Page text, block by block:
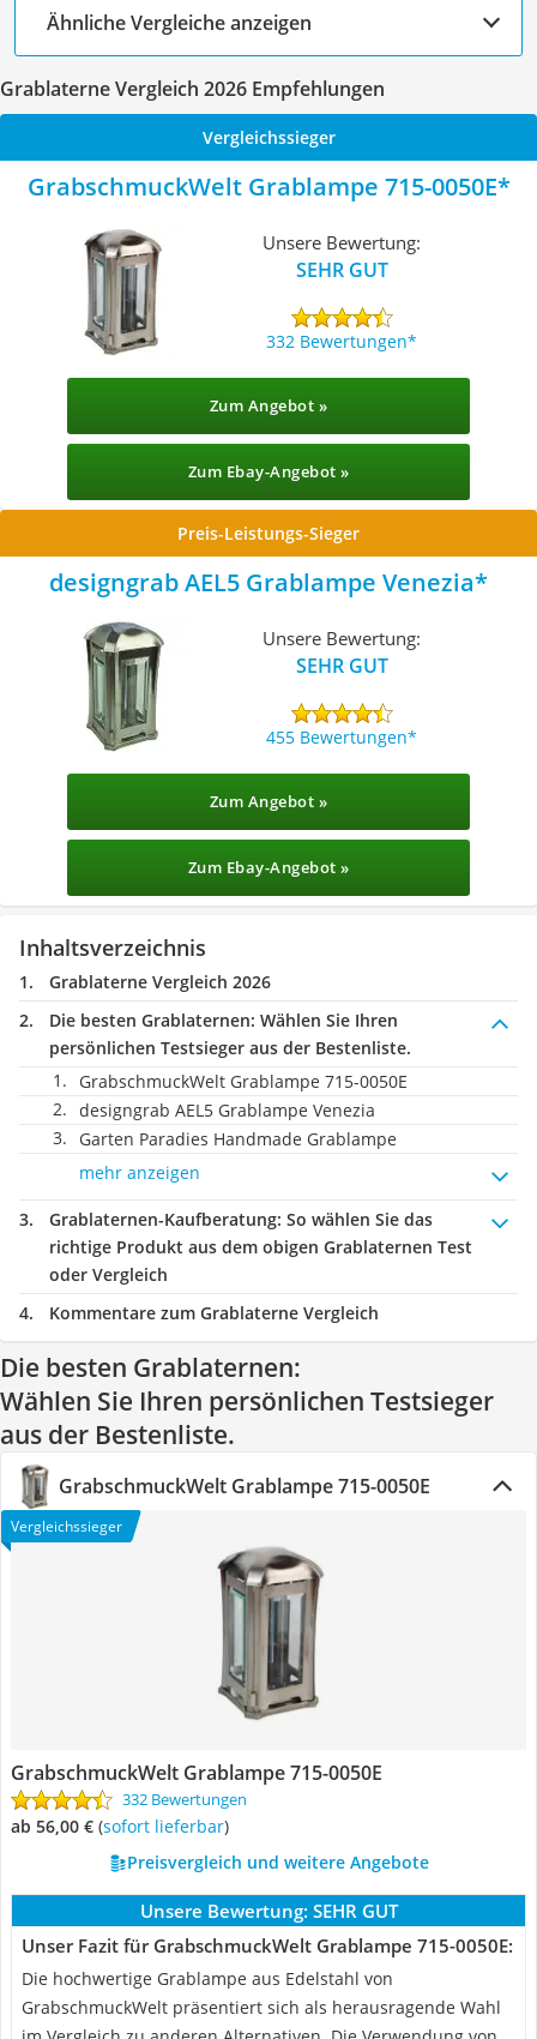
Ähnliche Vergleiche anzeigen
Grablaterne Vergleich 2026 Empfehlungen
Vergleichssieger
GrabschmuckWelt Grablampe 715-0050E
Unsere Bewertung:
SEHR GUT
332 Bewertungen
Zum Angebot »
Zum Ebay-Angebot »
Preis-Leistungs-Sieger
designgrab AEL5 Grablampe Venezia
Unsere Bewertung:
SEHR GUT
455 Bewertungen
Zum Angebot »
Zum Ebay-Angebot »
Inhaltsverzeichnis
Grablaterne Vergleich 2026
Die besten Grablaternen: Wählen Sie Ihren
persönlichen Testsieger aus der Bestenliste.
GrabschmuckWelt Grablampe 715-0050E
designgrab AEL5 Grablampe Venezia
Garten Paradies Handmade Grablampe
mehr anzeigen
Grablaternen-Kaufberatung: So wählen Sie das
richtige Produkt aus dem obigen Grablaternen Test
oder Vergleich
Kommentare zum Grablaterne Vergleich
Die besten Grablaternen:
Wählen Sie Ihren persönlichen Testsieger
aus der Bestenliste.
GrabschmuckWelt Grablampe 715-0050E
Vergleichssieger
GrabschmuckWelt Grablampe 715-0050E
332 Bewertungen
ab 56,00 € ( Sofort lieferbar)
Preisvergleich und weitere Angebote
Unsere Bewertung: SEHR GUT
Unser Fazit für GrabschmuckWelt Grablampe 715-0050E:
Die hochwertige Grablampe aus Edelstahl von
GrabschmuckWelt präsentiert sich als herausragende Wahl